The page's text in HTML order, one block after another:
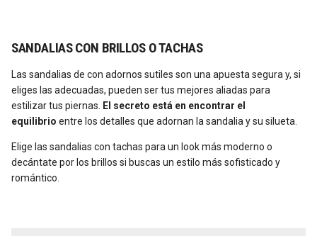
SANDALIAS CON BRILLOS O TACHAS
Las sandalias de con adornos sutiles son una apuesta segura y, si
eliges las adecuadas, pueden ser tus mejores aliadas para
estilizar tus piernas.
El secreto está en encontrar el
equilibrio entre los detalles que adornan la sandalia y su silueta.
Elige las sandalias con tachas para un look más moderno o
decántate por los brillos si buscas un estilo más sofisticado y
romántico.